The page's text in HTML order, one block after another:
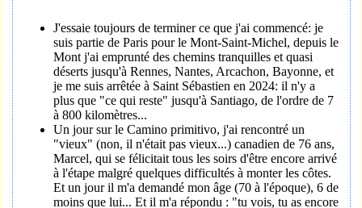
J'essaie toujours de terminer ce que j'ai commencé: je
suis partie de Paris pour le Mont-Saint-Michel, depuis le
Mont j'ai emprunté des chemins tranquilles et quasi
déserts jusqu'à Rennes, Nantes, Arcachon, Bayonne, et
je me suis arrêtée à Saint Sébastien en 2024: il n'y a
plus que "ce qui reste" jusqu'à Santiago, de l'ordre de 7
à 800 kilomètres...
Un jour sur le Camino primitivo, j'ai rencontré un
"vieux" (non, il n'était pas vieux...) canadien de 76 ans,
Marcel, qui se félicitait tous les soirs d'être encore arrivé
à l'étape malgré quelques difficultés à monter les côtes.
Et un jour il m'a demandé mon âge (70 à l'époque), 6 de
moins que lui... Et il m'a répondu : "tu vois, tu as encore